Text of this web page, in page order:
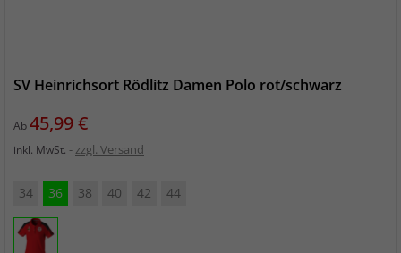
SV Heinrichsort Rödlitz Damen Polo rot/schwarz
AbPreis
45,99 €
inkl. MwSt. zzgl. Versand
34 36 38 40 42 44